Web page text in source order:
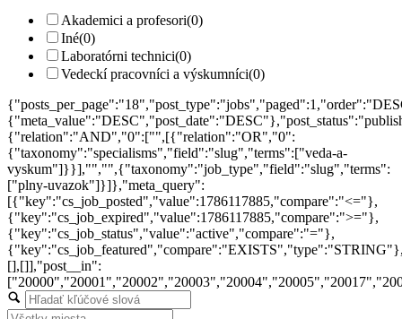
Akademici a profesori(0)
Iné(0)
Laboratórni technici(0)
Vedeckí pracovníci a výskumníci(0)
{"relation":"AND","0":["",[{"relation":"OR","0":
{"taxonomy":"specialisms","field":"slug","terms":["veda-a-
vyskum"]}}],"","",{"taxonomy":"job_type","field":"slug","terms":
["plny-uvazok"]}]},"meta_query":
[{"key":"cs_job_posted","value":1786117885,"compare":"<="},
{"key":"cs_job_expired","value":1786117885,"compare":">="},
{"key":"cs_job_status","value":"active","compare":"="},
[],[]],"post__in":